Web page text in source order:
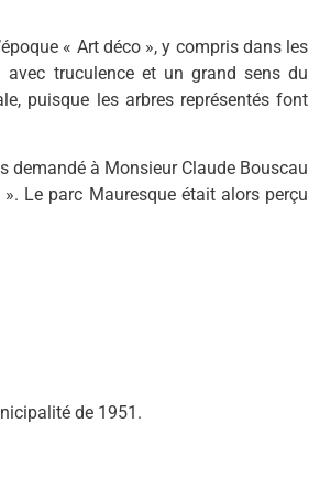
« Art déco », y compris dans les
truculence et un grand sens du
puisque les arbres représentés font
demandé à Monsieur Claude Bouscau
Le parc Mauresque était alors perçu
de 1951.